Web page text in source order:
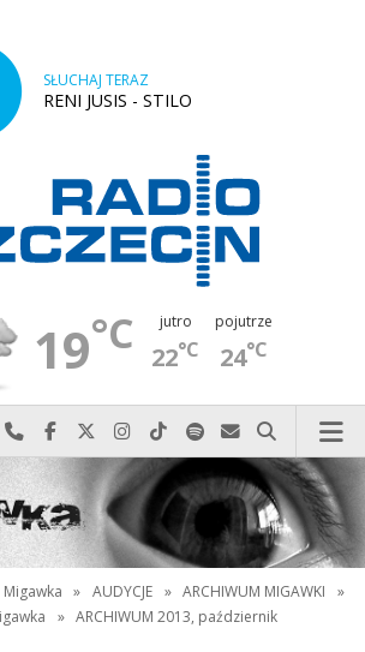
SŁUCHAJ TERAZ
RENI JUSIS - STILO
19°C jutro
22°C
pojutrze
24°C
Najlepiej po prostu do nas zadzwoń
Odwiedź nas na Facebook-u
Odwiedź nas na X
Odwiedź nas na Instagram-ie
Odwiedź nas na TikTok-u
Szukaj nas na Spotify
Wyślij do nas
Szukaj
Migawka » AUDYCJE » ARCHIWUM MIGAWKI
»
» ARCHIWUM 2013, październik